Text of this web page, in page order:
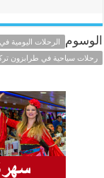
الوسوم الرحلات اليومية
رحلات سياحية في طرابزون